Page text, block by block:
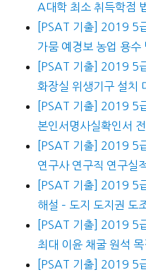
A대학 최소 취득학점
[PSAT 기출] 2019 5
가뭄 예경보 농업 용수
[PSAT 기출] 2019 5
화장실 위생기구 설치
[PSAT 기출] 2019 5
본인서명사실확인서
[PSAT 기출] 2019 5
연구사 연구직 연구실
[PSAT 기출] 2019 5
해설 – 도지 도지권 도
[PSAT 기출] 2019 5
최대 이윤 채굴 원석 목
[PSAT 기출] 2019 5